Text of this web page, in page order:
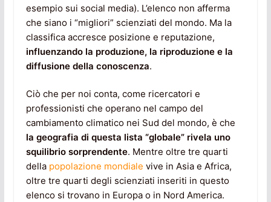
esempio sui social media). L’elenco non afferma
che siano i “migliori” scienziati del mondo. Ma la
classifica accresce posizione e reputazione,
influenzando la produzione, la riproduzione e la
diffusione della conoscenza.
Ciò che per noi conta, come ricercatori e
professionisti che operano nel campo del
cambiamento climatico nei Sud del mondo, è che
la geografia di questa lista “globale” rivela uno
squilibrio sorprendente. Mentre oltre tre quarti
della popolazione mondiale vive in Asia e Africa,
oltre tre quarti degli scienziati inseriti in questo
elenco si trovano in Europa o in Nord America.